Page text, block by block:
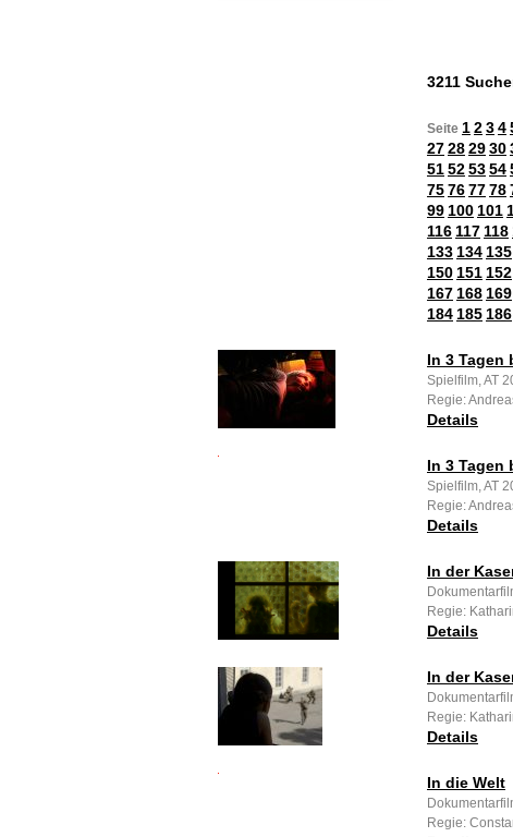
3211
Seite 1234
27282930
51525354
75767778
99 100 101
116 117 118
133 134 135
150 151 152
167 168 169
184 185 186
In 3 Tagen
Spielfilm, AT
Regie:
Details
In 3 Tagen
Spielfilm, AT
Regie:
Details
In der
Regie:
Details
In der
Regie:
Details
In die Welt
Regie: